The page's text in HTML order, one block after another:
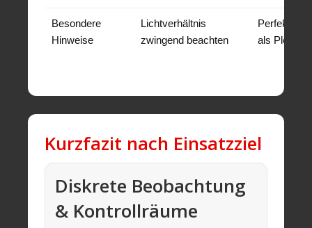
Besondere
Hinweise
Lichtverhältnis
zwingend beachten
Perfekt für
als Plot
Kurzfazit nach Einsatzziel
Diskrete Beobachtung
& Kontrollräume